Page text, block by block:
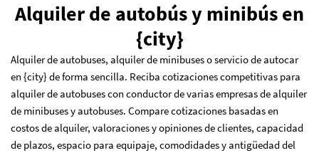
Alquiler de autobús y minibús en
{city}
Alquiler de autobuses, alquiler de minibuses o servicio de autocar
en {city} de forma sencilla. Reciba cotizaciones competitivas para
alquiler de autobuses con conductor de varias empresas de alquiler
de minibuses y autobuses. Compare cotizaciones basadas en
costos de alquiler, valoraciones y opiniones de clientes, capacidad
de plazos, espacio para equipaje, comodidades y antigüedad del